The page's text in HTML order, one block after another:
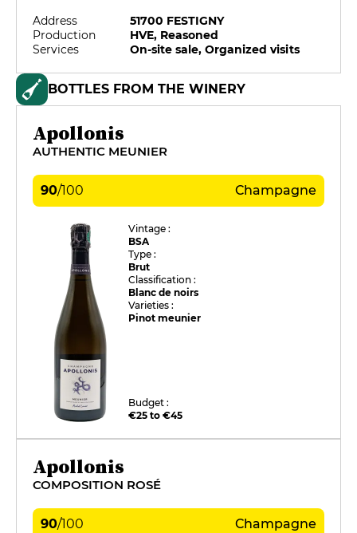
Address
51700 FESTIGNY
Production
HVE, Reasoned
Services
On-site sale, Organized visits
BOTTLES FROM THE WINERY
Apollonis
AUTHENTIC MEUNIER
90/100 Champagne
Vintage :
BSA
Type :
Brut
Classification :
Blanc de noirs
Varieties :
Pinot meunier
Budget :
€25 to €45
Apollonis
COMPOSITION ROSÉ
90/100 Champagne